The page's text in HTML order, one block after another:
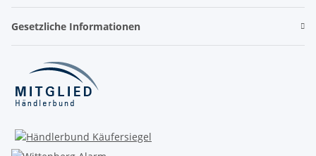
Gesetzliche Informationen